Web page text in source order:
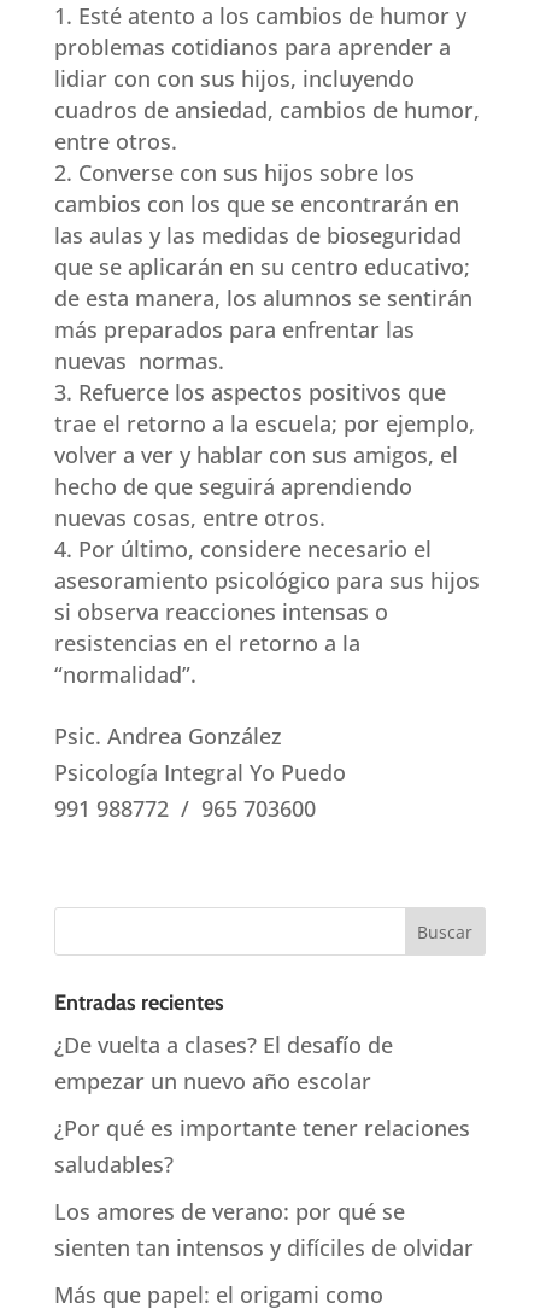
Esté atento a los cambios de humor y
problemas cotidianos para aprender a
lidiar con con sus hijos, incluyendo
cuadros de ansiedad, cambios de humor,
entre otros.
Converse con sus hijos sobre los
cambios con los que se encontrarán en
las aulas y las medidas de bioseguridad
que se aplicarán en su centro educativo;
de esta manera, los alumnos se sentirán
más preparados para enfrentar las
nuevas normas.
Refuerce los aspectos positivos que
trae el retorno a la escuela; por ejemplo,
volver a ver y hablar con sus amigos, el
hecho de que seguirá aprendiendo
nuevas cosas, entre otros.
Por último, considere necesario el
asesoramiento psicológico para sus hijos
si observa reacciones intensas o
resistencias en el retorno a la
“normalidad”.
Psic. Andrea González
Psicología Integral Yo Puedo
991 988772 / 965 703600
Entradas recientes
¿De vuelta a clases? El desafío de
empezar un nuevo año escolar
¿Por qué es importante tener relaciones
saludables?
Los amores de verano: por qué se
sienten tan intensos y difíciles de olvidar
Más que papel: el origami como